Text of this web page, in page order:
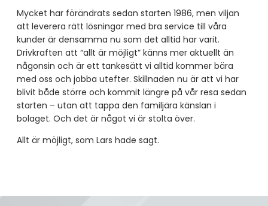
Mycket har förändrats sedan starten 1986, men viljan
att leverera rätt lösningar med bra service till våra
kunder är densamma nu som det alltid har varit.
Drivkraften att “allt är möjligt” känns mer aktuellt än
någonsin och är ett tankesätt vi alltid kommer bära
med oss och jobba utefter. Skillnaden nu är att vi har
blivit både större och kommit längre på vår resa sedan
starten – utan att tappa den familjära känslan i
bolaget. Och det är något vi är stolta över.
Allt är möjligt, som Lars hade sagt.